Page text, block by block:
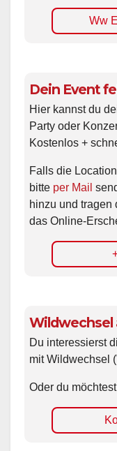
Ww
Dein Event
Hier kannst du
Party oder
Kostenlos +
Falls die
bitte per Mail
hinzu und tragen
das Online-
Wildwechsel
Du interessierst
mit Wildwechsel
Oder du